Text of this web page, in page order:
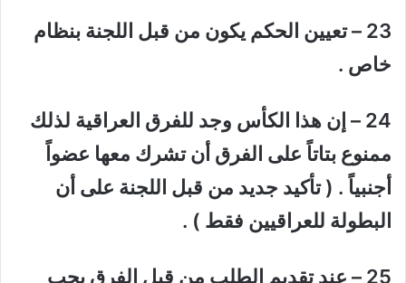
23 – تعيين الحكم يكون من قبل اللجنة بنظام
خاص .
24 – إن هذا الكأس وجد للفرق العراقية لذلك
ممنوع بتاتاً على الفرق أن تشرك معها عضواً
أجنبياً . ( تأكيد جديد من قبل اللجنة على أن
البطولة للعراقيين فقط ) .
25 – عند تقديم الطلب من قبل الفرق يجب